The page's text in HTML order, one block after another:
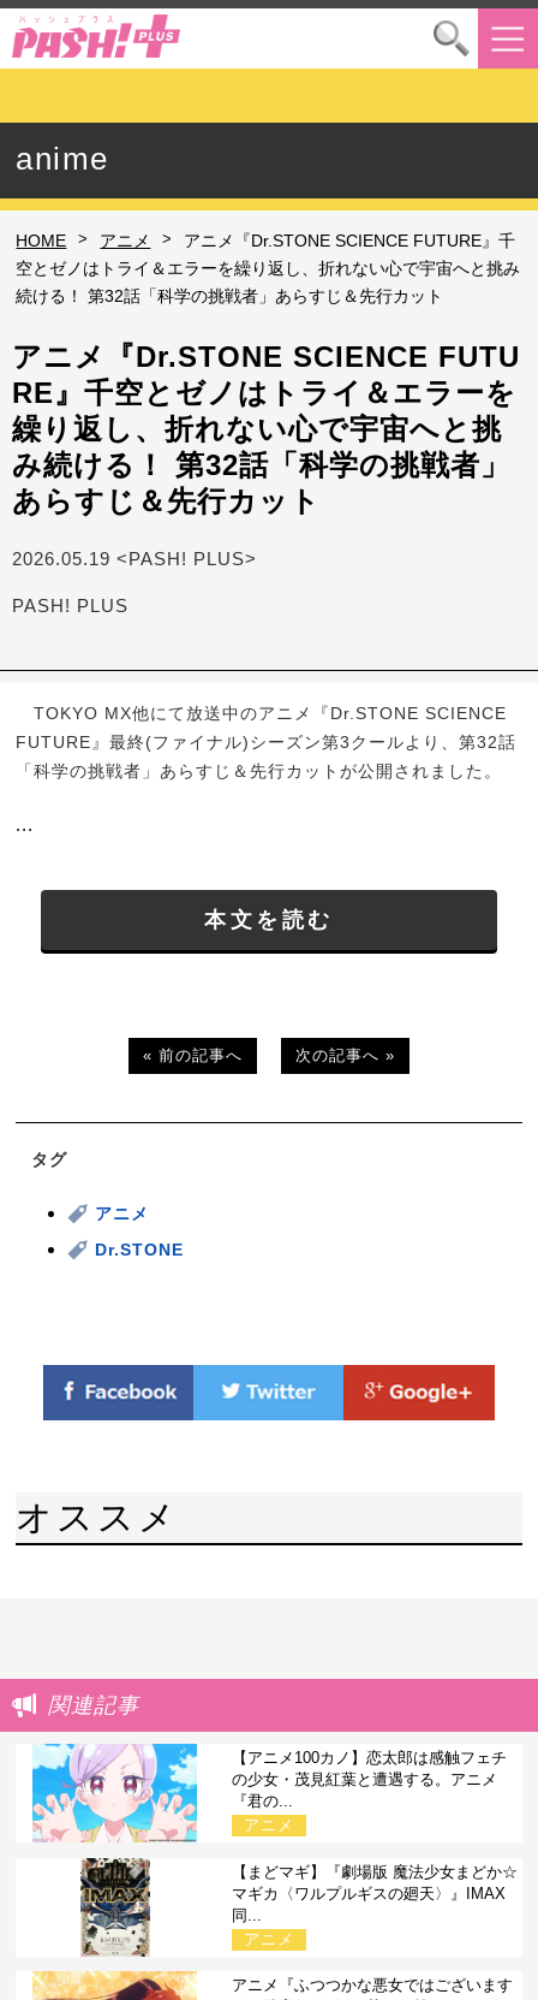
anime
HOME > アニメ >
アニメ『Dr.STONE SCIENCE FUTURE』千
空とゼノはトライ＆エラーを繰り返し、折れない心で宇宙へと挑み
続ける！ 第32話「科学の挑戦者」あらすじ＆先行カット
アニメ『Dr.STONE SCIENCE FUTU
RE』千空とゼノはトライ＆エラーを
繰り返し、折れない心で宇宙へと挑
み続ける！ 第32話「科学の挑戦者」
あらすじ＆先行カット
2026.05.19 <PASH! PLUS>
PASH! PLUS
TOKYO MX他にて放送中のアニメ『Dr.STONE SCIENCE
FUTURE』最終(ファイナル)シーズン第3クールより、第32話
「科学の挑戦者」あらすじ＆先行カットが公開されました。
...
本文を読む
« 前の記事へ 次の記事へ »
タグ
アニメ
Dr.STONE
オススメ
関連記事
【アニメ100カノ】恋太郎は感触フェチ
の少女・茂見紅葉と遭遇する。アニメ
『君の...
アニメ
【まどマギ】『劇場版 魔法少女まどか☆
マギカ〈ワルプルギスの廻天〉』IMAX
同...
アニメ
アニメ『ふつつかな悪女ではございます